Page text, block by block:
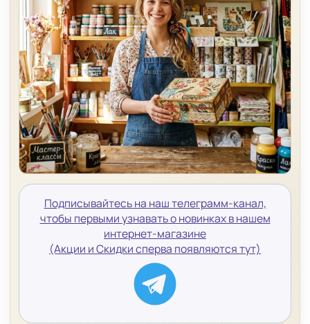
Подписывайтесь на наш телеграмм-канал,
чтобы первыми узнавать о новинках в нашем
интернет-магазине
(Акции и Скидки сперва появляются тут)